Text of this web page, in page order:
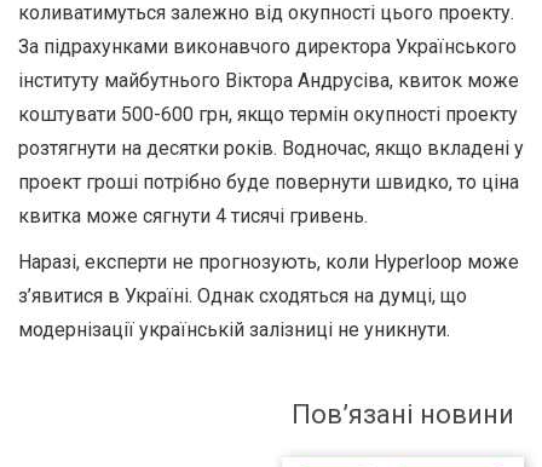
коливатимуться залежно від окупності цього проекту.
За підрахунками виконавчого директора Українського
інституту майбутнього Віктора Андрусіва, квиток може
коштувати 500-600 грн, якщо термін окупності проекту
розтягнути на десятки років. Водночас, якщо вкладені у
проект гроші потрібно буде повернути швидко, то ціна
квитка може сягнути 4 тисячі гривень.
Наразі, експерти не прогнозують, коли Hyperloop може
з’явитися в Україні. Однак сходяться на думці, що
модернізації українській залізниці не уникнути.
Пов’язані новини